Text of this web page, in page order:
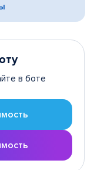
в боте